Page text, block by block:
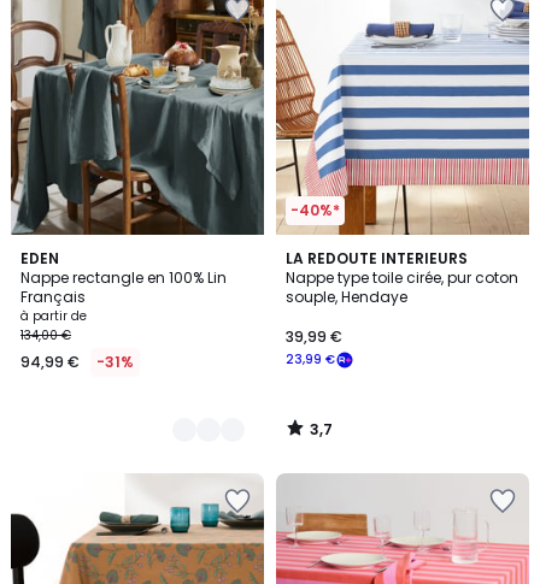
EDEN
Nappe rectangle en 100% Lin
Français
à partir de
134,00 €
94,99 € -31%
10
Couleurs
-40%*
LA REDOUTE INTERIEURS
Nappe type toile cirée, pur coton
souple, Hendaye
23,99 €
39,99 €
3,7
/ 5
3,7
/